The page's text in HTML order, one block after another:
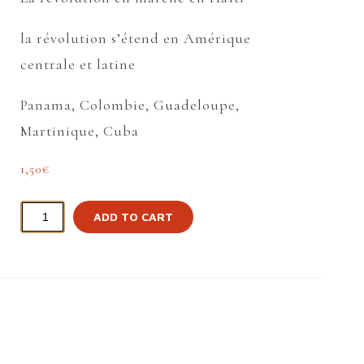
la révolution s’étend en Amérique
centrale et latine
Panama, Colombie, Guadeloupe,
Martinique, Cuba
1,50€
ADD TO CART